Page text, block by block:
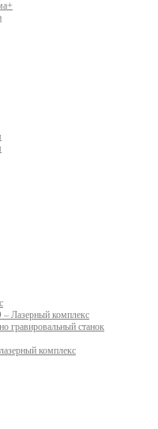
Лазерный комплекс
гравировальный станок
комплекс